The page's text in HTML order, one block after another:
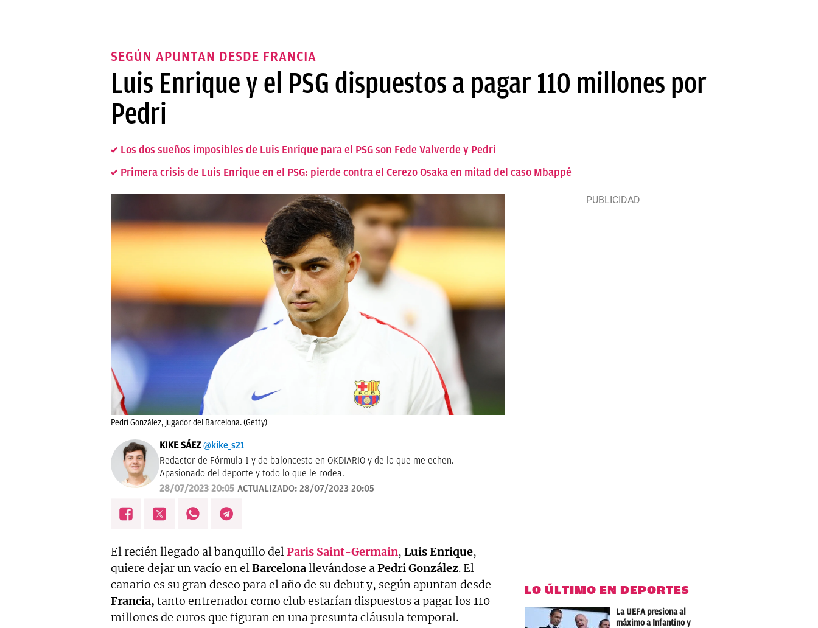
SEGÚN APUNTAN DESDE FRANCIA
Luis Enrique y el PSG dispuestos a pagar 110 millones por
Pedri
Los dos sueños imposibles de Luis Enrique para el PSG son Fede Valverde y Pedri
Primera crisis de Luis Enrique en el PSG: pierde contra el Cerezo Osaka en mitad del caso Mbappé
Pedri González, jugador del Barcelona. (Getty)
KIKE SÁEZ @kike_s21
Redactor de Fórmula 1 y de baloncesto en OKDIARIO y de lo que me echen.
Apasionado del deporte y todo lo que le rodea.
28/07/2023 20:05 ACTUALIZADO: 28/07/2023 20:05
El recién llegado al banquillo delParis Saint-Germain, Luis Enrique,
quiere dejar un vacío en elBarcelonallevándose aPedri González. El
canario es su gran deseo para el año de su debut y, según apuntan desde
Francia, tanto entrenador como club estarían dispuestos a pagar los 110
millones de euros que figuran en una presunta cláusula temporal.
LO ÚLTIMO EN DEPORTES
La UEFA presiona al
máximo a Infantino y